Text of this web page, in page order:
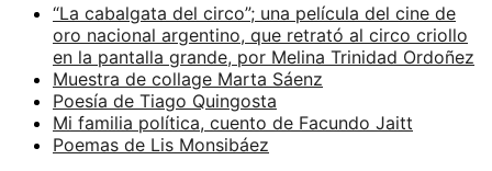
“La cabalgata del circo”; una película del cine de
oro nacional argentino, que retrató al circo criollo
en la pantalla grande, por Melina Trinidad Ordoñez
Muestra de collage Marta Sáenz
Poesía de Tiago Quingosta
Mi familia política, cuento de Facundo Jaitt
Poemas de Lis Monsibáez